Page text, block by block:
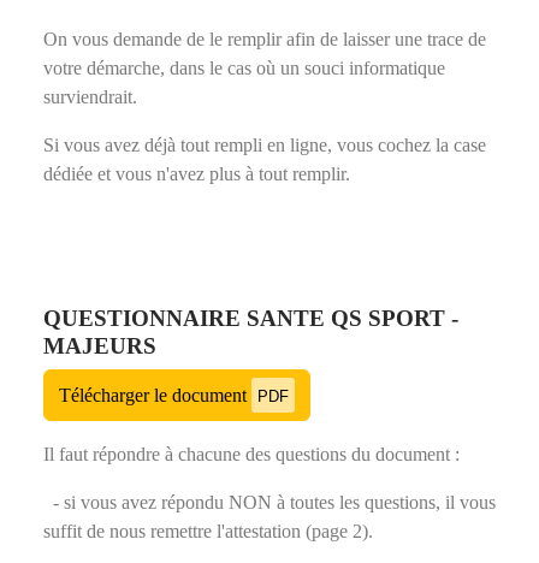
On vous demande de le remplir afin de laisser une trace de
votre démarche, dans le cas où un souci informatique
surviendrait.
Si vous avez déjà tout rempli en ligne, vous cochez la case
dédiée et vous n'avez plus à tout remplir.
QUESTIONNAIRE SANTE QS SPORT -
MAJEURS
Télécharger le document PDF
Il faut répondre à chacune des questions du document :
- si vous avez répondu NON à toutes les questions, il vous
suffit de nous remettre l'attestation (page 2).